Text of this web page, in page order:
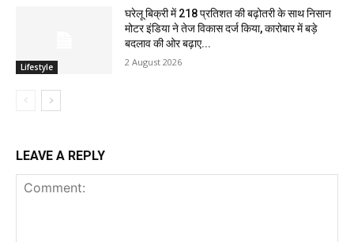
Lifestyle
घरेलू बिक्री में 218 प्रतिशत की बढ़ोतरी के साथ निसान
मोटर इंडिया ने तेज विकास दर्ज किया, कारोबार में बड़े
बदलाव की ओर बढ़ाए...
2 August 2026
LEAVE A REPLY